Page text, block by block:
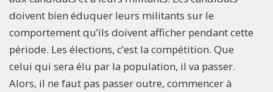
doivent bien éduquer leurs militants sur le
comportement qu’ils doivent afficher pendant cette
période. Les élections, c’est la compétition. Que
celui qui sera élu par la population, il va passer.
Alors, il ne faut pas passer outre, commencer à